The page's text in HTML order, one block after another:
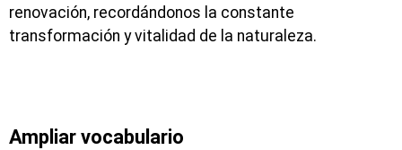
renovación, recordándonos la constante
transformación y vitalidad de la naturaleza.
Ampliar vocabulario